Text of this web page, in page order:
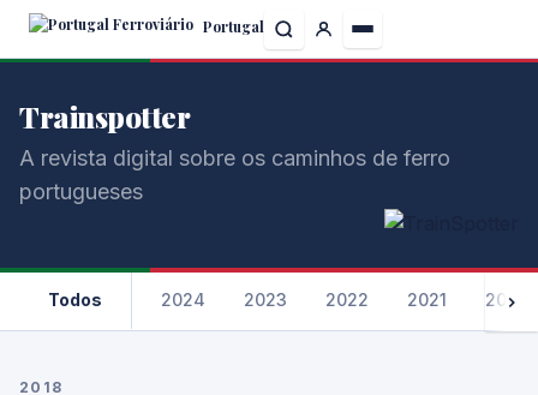
Skip
content
Portugal
Trainspotter
A revista digital sobre os caminhos de ferro
portugueses
Todos 2024 2023 2022 2021 2020
2018